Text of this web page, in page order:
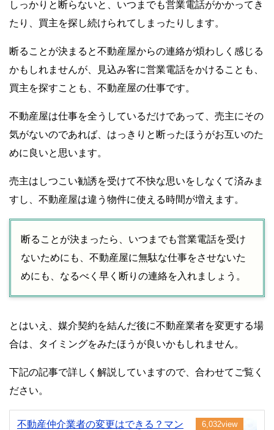
しっかりと断らないと、いつまでも営業電話がかかってき
たり、買主を探し続けられてしまったりします。
断ることが決まると不動産屋からの連絡が煩わしく感じる
かもしれませんが、見込み客に営業電話をかけることも、
買主を探すことも、不動産屋の仕事です。
不動産屋は仕事を全うしているだけであって、売主にその
気がないのであれば、はっきりと断ったほうがお互いのた
めに良いと思います。
売主はしつこい勧誘を受けて不快な思いをしなくて済みま
すし、不動産屋は違う物件に使える時間が増えます。
断ることが決まったら、いつまでも営業電話を受け
ないためにも、不動産屋に無駄な仕事をさせないた
めにも、なるべく早く断りの連絡を入れましょう。
とはいえ、媒介契約を結んだ後に不動産業者を変更する場
合は、タイミングをみたほうが良いかもしれません。
下記の記事で詳しく解説していますので、合わせてご覧く
ださい。
不動産仲介業者の変更はできる？マン
6,032view